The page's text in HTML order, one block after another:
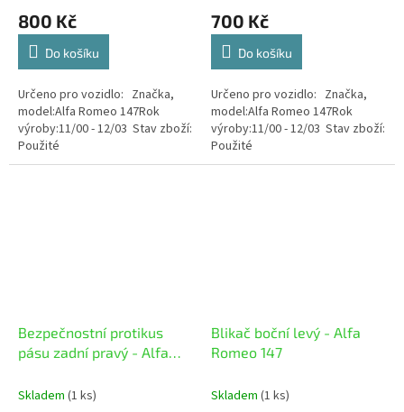
800 Kč
Do košíku
Určeno pro vozidlo: Značka,
model:Alfa Romeo 147Rok
výroby:11/00 - 12/03 Stav zboží:
Použité
700 Kč
Do košíku
Určeno pro vozidlo: Značka,
model:Alfa Romeo 147Rok
výroby:11/00 - 12/03 Stav zboží:
Použité
Bezpečnostní protikus
pásu zadní pravý - Alfa
Skladem (1 ks)
Blikač boční levý - Alfa
Romeo 147
Skladem (1 ks)